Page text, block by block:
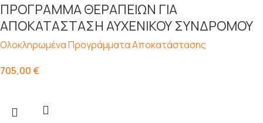
ΠΡΟΓΡΑΜΜΑ ΘΕΡΑΠΕΙΩΝ ΓΙΑ
ΑΠΟΚΑΤΑΣΤΑΣΗ ΑΥΧΕΝΙΚΟΥ ΣΥΝΔΡΟΜΟΥ
Ολοκληρωμένα Προγράμματα Αποκατάστασης
705,00€